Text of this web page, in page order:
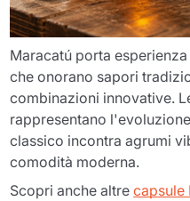
Maracatú porta
che onorano sapori
combinazioni innovative.
rappresentano
classico incontra agrumi
comodità moderna.
Scopri anche altrecapsule